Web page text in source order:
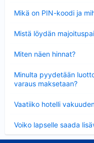
Mikä on PIN-koodi ja
Mistä löydän
Miten näen hinnat?
Minulta pyydetään
varaus maksetaan?
Vaatiiko hotelli
Voiko lapselle saada